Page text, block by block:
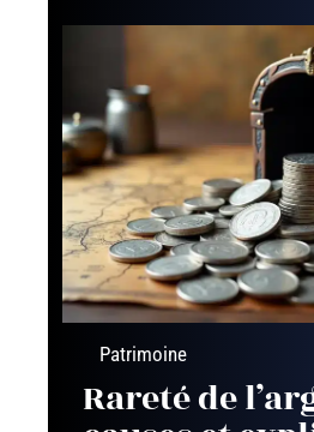
Patrimoine
Rareté de